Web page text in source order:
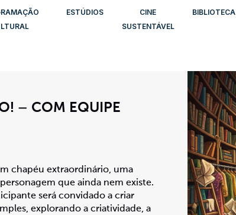
ESTÚDIOS
CINE
SUSTENTÁVEL
BIBLIOTECA
– COM EQUIPE
chapéu extraordinário, uma
que ainda nem existe.
será convidado a criar
explorando a criatividade, a